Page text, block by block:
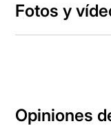
Fotos y
Opiniones